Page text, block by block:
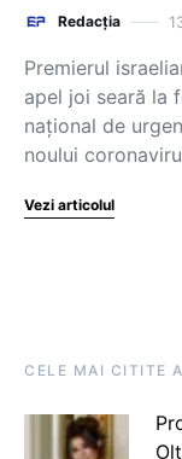
Redacția
Premierul
apel joi seară la
naţional de
noului
Vezi articolul
CELE MAI CITITE